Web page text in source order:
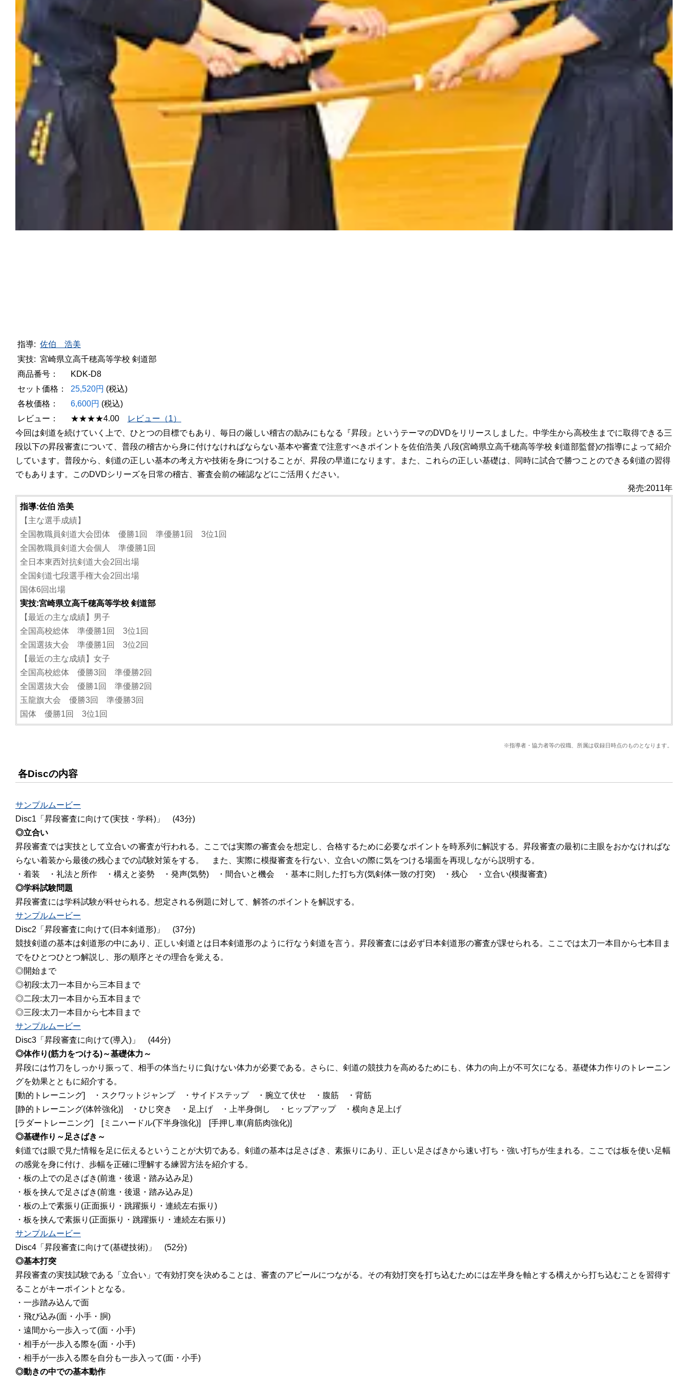
指導: 佐伯 浩美
実技: 宮崎県立高千穂高等学校 剣道部
商品番号：
KDK-D8
セット価格：
25,520円 (税込)
各枚価格：
6,600円 (税込)
レビュー：
★★★★4.00
レビュー（1）
今回は剣道を続けていく上で、ひとつの目標でもあり、毎日の厳しい稽古の励みにもなる『昇段』というテーマのDVDをリリースしました。中学生から高校生までに取得できる三
段以下の昇段審査について、普段の稽古から身に付けなければならない基本や審査で注意すべきポイントを佐伯浩美 八段(宮崎県立高千穂高等学校 剣道部監督)の指導によって紹介
しています。普段から、剣道の正しい基本の考え方や技術を身につけることが、昇段の早道になります。また、これらの正しい基礎は、同時に試合で勝つことのできる剣道の習得
でもあります。このDVDシリーズを日常の稽古、審査会前の確認などにご活用ください。
発売:2011年
指導:佐伯 浩美
【主な選手成績】
全国教職員剣道大会団体 優勝1回 準優勝1回 3位1回
全国教職員剣道大会個人 準優勝1回
全日本東西対抗剣道大会2回出場
全国剣道七段選手権大会2回出場
国体6回出場
実技:宮崎県立高千穂高等学校 剣道部
【最近の主な成績】男子
全国高校総体 準優勝1回 3位1回
全国選抜大会 準優勝1回 3位2回
【最近の主な成績】女子
全国高校総体 優勝3回 準優勝2回
全国選抜大会 優勝1回 準優勝2回
玉龍旗大会 優勝3回 準優勝3回
国体 優勝1回 3位1回
※指導者・協力者等の役職、所属は収録日時点のものとなります。
各Discの内容
サンプルムービー
Disc1「昇段審査に向けて(実技・学科)」
(43分)
◎立合い
昇段審査では実技として立合いの審査が行われる。ここでは実際の審査会を想定し、合格するために必要なポイントを時系列に解説する。昇段審査の最初に主眼をおかなければな
らない着装から最後の残心までの試験対策をする。 また、実際に模擬審査を行ない、立合いの際に気をつける場面を再現しながら説明する。
・着装 ・礼法と所作 ・構えと姿勢 ・発声(気勢) ・間合いと機会 ・基本に則した打ち方(気剣体一致の打突) ・残心 ・立合い(模擬審査)
◎学科試験問題
昇段審査には学科試験が科せられる。想定される例題に対して、解答のポイントを解説する。
サンプルムービー
Disc2「昇段審査に向けて(日本剣道形)」
(37分)
競技剣道の基本は剣道形の中にあり、正しい剣道とは日本剣道形のように行なう剣道を言う。昇段審査には必ず日本剣道形の審査が課せられる。ここでは太刀一本目から七本目ま
でをひとつひとつ解説し、形の順序とその理合を覚える。
◎開始まで
◎初段:太刀一本目から三本目まで
◎二段:太刀一本目から五本目まで
◎三段:太刀一本目から七本目まで
サンプルムービー
Disc3「昇段審査に向けて(導入)」
(44分)
◎体作り(筋力をつける)～基礎体力～
昇段には竹刀をしっかり振って、相手の体当たりに負けない体力が必要である。さらに、剣道の競技力を高めるためにも、体力の向上が不可欠になる。基礎体力作りのトレーニン
グを効果とともに紹介する。
[動的トレーニング] ・スクワットジャンプ ・サイドステップ ・腕立て伏せ ・腹筋 ・背筋
[静的トレーニング(体幹強化)] ・ひじ突き ・足上げ ・上半身倒し ・ヒップアップ ・横向き足上げ
[ラダートレーニング] [ミニハードル(下半身強化)] [手押し車(肩筋肉強化)]
◎基礎作り～足さばき～
剣道では眼で見た情報を足に伝えるということが大切である。剣道の基本は足さばき、素振りにあり、正しい足さばきから速い打ち・強い打ちが生まれる。ここでは板を使い足幅
の感覚を身に付け、歩幅を正確に理解する練習方法を紹介する。
・板の上での足さばき(前進・後退・踏み込み足)
・板を挟んで足さばき(前進・後退・踏み込み足)
・板の上で素振り(正面振り・跳躍振り・連続左右振り)
・板を挟んで素振り(正面振り・跳躍振り・連続左右振り)
サンプルムービー
Disc4「昇段審査に向けて(基礎技術)」
(52分)
◎基本打突
昇段審査の実技試験である「立合い」で有効打突を決めることは、審査のアピールにつながる。その有効打突を打ち込むためには左半身を軸とする構えから打ち込むことを習得す
ることがキーポイントとなる。
・一歩踏み込んで面
・飛び込み(面・小手・胴)
・遠間から一歩入って(面・小手)
・相手が一歩入る際を(面・小手)
・相手が一歩入る際を自分も一歩入って(面・小手)
◎動きの中での基本動作